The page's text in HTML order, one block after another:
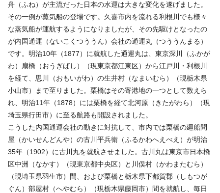
舟（ふね）が主流だった日本の水運は大きな変化を遂げました。
その一例が蒸気船の登場です。久喜市内を流れる利根川でも様々
な蒸気船が運航するようになりましたが、その先駆けとなったの
が内国通運（ないこくつううん）会社の通運丸（つううんまる）
です。明治10年（1877）に就航した通運丸は、東京深川（ふかが
わ）扇橋（おうぎばし）（現東京都江東区）から江戸川・利根川
を経て、思川（おもいがわ）の生井村（なまいむら）（現栃木県
小山市）まで至りました。栗橋はその寄港地の一つとして数えら
れ、明治11年（1878）には栗橋を経て北河原（きたがわら）（現
埼玉県行田市）に至る航路も開設されました。
こうした内国通運会社の動きに対抗して、市内では栗橋の廻船問
屋（かいせんどんや）の古川平兵衛（ふるかわへえべえ）が明治
35年（1902）に古川丸を就航させました。古川丸は東京市日本橋
区中洲（なかす）（現東京都中央区）と川俣村（かわまたむら）
（現埼玉県羽生市）間、および栗橋と栃木県下都賀郡（しもつが
ぐん）部屋村（へやむら）（現栃木県藤岡市）間を就航し、毎日